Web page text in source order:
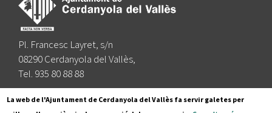
Pl. Francesc Layret, s/n
08290 Cerdanyola del Vallès,
Tel. 935 80 88 88
Segueix-nos a:
La web de l'Ajuntament de Cerdanyola del Vallès fa servir galetes per